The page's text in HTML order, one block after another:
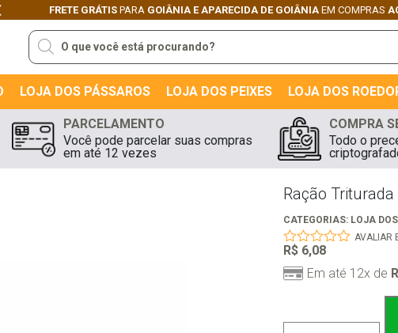
FRETE GRÁTIS PARA GOIÂNIA E APARECIDA DE GOIÂNIA EM COMPRAS
Pesquisar
produtos
LOJA DOS PÁSSAROS LOJA DOS PEIXES LOJA DOS
PARCELAMENTO
Você pode parcelar suas compras
em até 12 vezes
COMPRA
Todo o
Ração
CATEGORIAS: LOJA
0
out
of
AVALIAR
R$ 6,08
Em até 12x de